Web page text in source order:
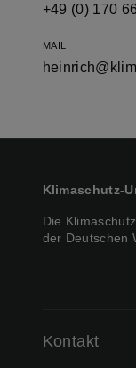
+49 (0) 170
MAIL
Klimaschutz-
Die
der Deutschen
Kontakt